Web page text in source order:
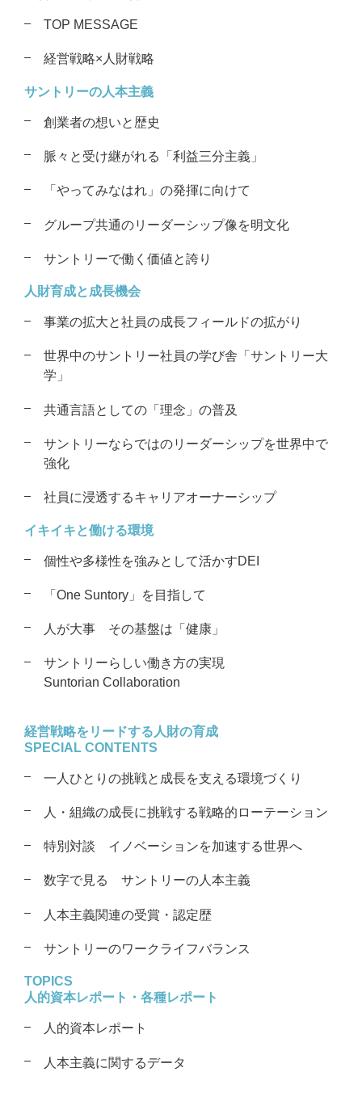
TOP MESSAGE
経営戦略×人財戦略
サントリーの人本主義
創業者の想いと歴史
脈々と受け継がれる「利益三分主義」
「やってみなはれ」の発揮に向けて
グループ共通のリーダーシップ像を明文化
サントリーで働く価値と誇り
人財育成と成長機会
事業の拡大と社員の成長フィールドの拡がり
世界中のサントリー社員の学び舎 「サントリー大
学」
共通言語としての「理念」の普及
サントリーならではのリーダーシップを世界中で
強化
社員に浸透するキャリアオーナーシップ
イキイキと働ける環境
個性や多様性を強みとして活かすDEI
「One Suntory」を目指して
人が大事 その基盤は「健康」
サントリーらしい働き方の実現
Suntorian Collaboration
経営戦略をリードする 人財の育成
SPECIAL CONTENTS
一人ひとりの挑戦と成長を支える環境づくり
人・組織の成長に挑戦する戦略的 ローテーション
特別対談 イノベーションを加速する世界へ
数字で見る サントリーの人本主義
人本主義関連の受賞・認定歴
サントリーのワークライフバランス
TOPICS
人的資本レポート・各種レポート
人的資本レポート
人本主義に関するデータ